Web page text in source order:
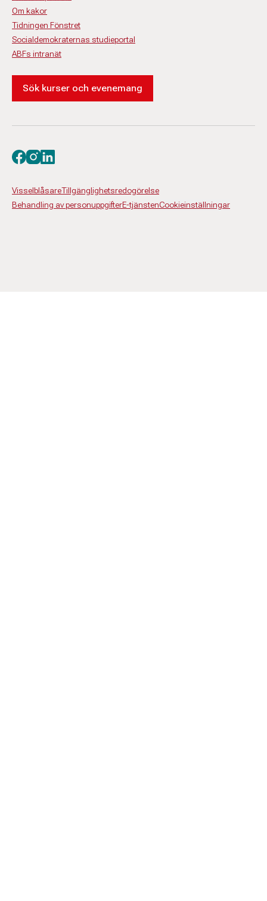
Om kakor
Tidningen Fönstret
Socialdemokraternas studieportal
ABFs intranät
Sök kurser och evenemang
VisselblåsareTillgänglighetsredogörelse
Behandling av personuppgifterE-tjänstenCookieinställningar
Besök oss på facebook
Besök oss på instagram
Besök oss på linkedin